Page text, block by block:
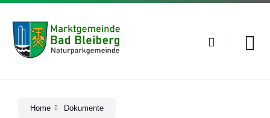
Skip
content
Skip
main
navigation
Skip
footer
Home Dokumente